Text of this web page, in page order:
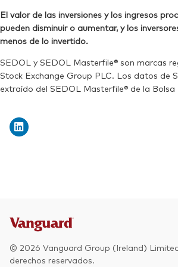
SEDOL:BJGTMW9
Ticker de cotización:VJPA
ISIN:IE00BFMXYX26
Reuters:VJPB.L
SEDOL: BJGTMX0
Ticker de cotización:VJPB
El valor de las inversiones y los ingresos
pueden disminuir o aumentar, y los
menos de lo invertido.
SEDOL y SEDOL Masterfile® son marcas
Stock Exchange Group PLC. Los datos de
extraído del SEDOL Masterfile® de la Bolsa
© 2026 Vanguard Group (Ireland)
derechos reservados.